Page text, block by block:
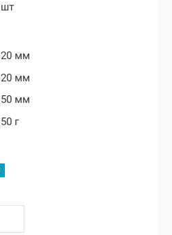
шт
20 мм
20 мм
50 мм
50 г